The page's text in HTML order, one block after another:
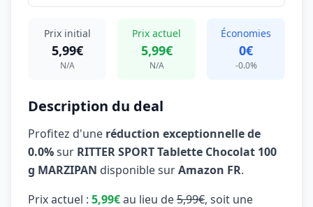
Prix initial
5,99€
N/A
Prix actuel
5,99€
N/A
Économies
0€
-0.0%
Description du deal
Profitez d'une réduction exceptionnelle de
0.0%sur RITTER SPORT Tablette Chocolat 100
g MARZIPAN disponible surAmazon FR.
Prix actuel : 5,99€au lieu de5,99€, soit une